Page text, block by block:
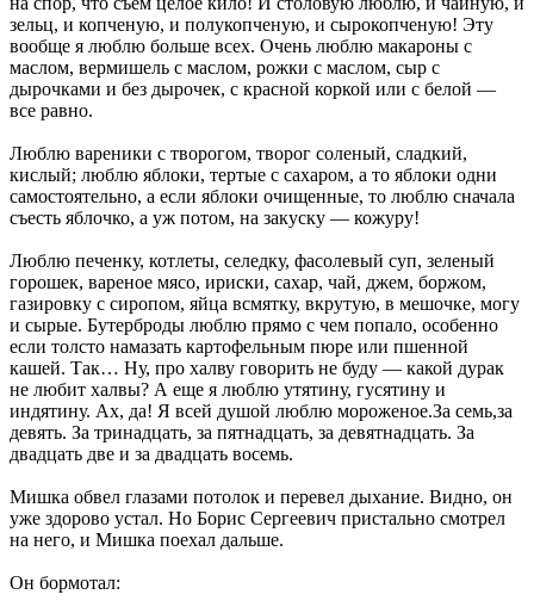
зельц, и копченую, и полукопченую, и сырокопченую! Эту
вообще я люблю больше всех. Очень люблю макароны с
маслом, вермишель с маслом, рожки с маслом, сыр с
дырочками и без дырочек, с красной коркой или с белой —
все равно.
Люблю вареники с творогом, творог соленый, сладкий,
кислый; люблю яблоки, тертые с сахаром, а то яблоки одни
самостоятельно, а если яблоки очищенные, то люблю сначала
съесть яблочко, а уж потом, на закуску — кожуру!
Люблю печенку, котлеты, селедку, фасолевый суп, зеленый
горошек, вареное мясо, ириски, сахар, чай, джем, боржом,
газировку с сиропом, яйца всмятку, вкрутую, в мешочке, могу
и сырые. Бутерброды люблю прямо с чем попало, особенно
если толсто намазать картофельным пюре или пшенной
кашей. Так… Ну, про халву говорить не буду — какой дурак
не любит халвы? А еще я люблю утятину, гусятину и
индятину. Ах, да! Я всей душой люблю мороженое.За семь,за
девять. За тринадцать, за пятнадцать, за девятнадцать. За
двадцать две и за двадцать восемь.
Мишка обвел глазами потолок и перевел дыхание. Видно, он
уже здорово устал. Но Борис Сергеевич пристально смотрел
на него, и Мишка поехал дальше.
Он бормотал: